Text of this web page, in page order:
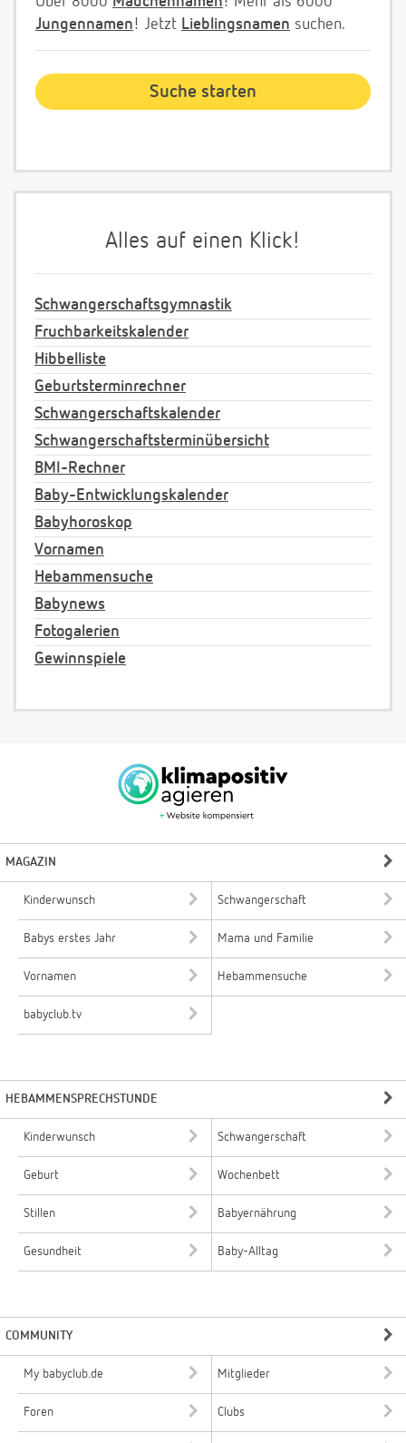
Jungennamen! Jetzt Lieblingsnamen suchen.
Alles auf einen Klick!
Schwangerschaftsgymnastik
Fruchbarkeitskalender
Hibbelliste
Geburtsterminrechner
Schwangerschaftskalender
Schwangerschaftsterminübersicht
BMI-Rechner
Baby-Entwicklungskalender
Babyhoroskop
Vornamen
Hebammensuche
Babynews
Fotogalerien
Gewinnspiele
MAGAZIN
Kinderwunsch Schwangerschaft
Babys erstes Jahr Mama und Familie
Vornamen Hebammensuche
babyclub.tv
HEBAMMENSPRECHSTUNDE
Kinderwunsch Schwangerschaft
Geburt Wochenbett
Stillen Babyernährung
Gesundheit Baby-Alltag
COMMUNITY
My babyclub.de Mitglieder
Foren Clubs